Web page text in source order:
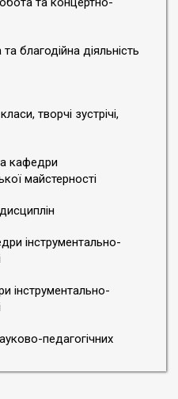
благодійна діяльність
творчі зустрічі,
кафедри
майстерності
інструментально-
інструментально-
педагогічних